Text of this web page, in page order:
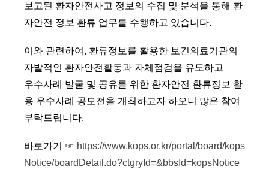
보고된 환자안전사고 정보의 수집 및 분석을 통해 환
자안전 정보 환류 업무를 수행하고 있습니다.
이와 관련하여, 환류정보를 활용한 보건의료기관의
자발적인 환자안전활동과 자체점검을 유도하고
우수사례 발굴 및 공유를 위한 환자안전 환류정보 활
용 우수사례 공모전을 개최하고자 하오니 많은 참여
부탁드립니다.
바로가기 ☞ https://www.kops.or.kr/portal/board/kops
Notice/boardDetail.do?ctgryId=&bbsId=kopsNotice